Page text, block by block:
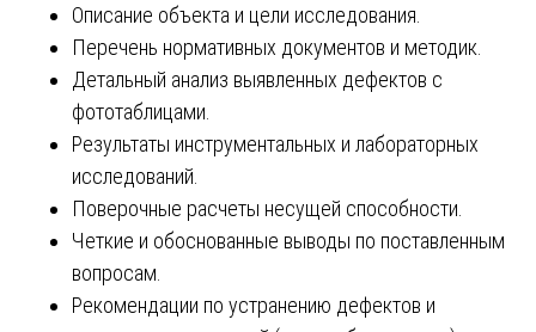
Описание объекта и цели исследования.
Перечень нормативных документов и методик.
Детальный анализ выявленных дефектов с
фототаблицами.
Результаты инструментальных и лабораторных
исследований.
Поверочные расчеты несущей способности.
Четкие и обоснованные выводы по поставленным
вопросам.
Рекомендации по устранению дефектов и